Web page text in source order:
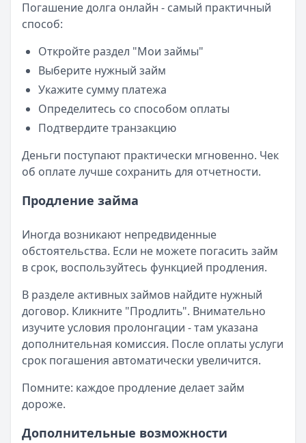
Погашение долга онлайн - самый практичный
способ:
Откройте раздел "Мои займы"
Выберите нужный займ
Укажите сумму платежа
Определитесь со способом оплаты
Подтвердите транзакцию
Деньги поступают практически мгновенно. Чек
об оплате лучше сохранить для отчетности.
Продление займа
Иногда возникают непредвиденные
обстоятельства. Если не можете погасить займ
в срок, воспользуйтесь функцией продления.
В разделе активных займов найдите нужный
договор. Кликните "Продлить". Внимательно
изучите условия пролонгации - там указана
дополнительная комиссия. После оплаты услуги
срок погашения автоматически увеличится.
Помните: каждое продление делает займ
дороже.
Дополнительные возможности